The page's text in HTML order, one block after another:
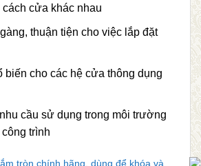
cửa khác nhau
thuận tiện cho việc lắp đặt
biến cho các hệ cửa thông dụng
cầu sử dụng trong môi trường
trình